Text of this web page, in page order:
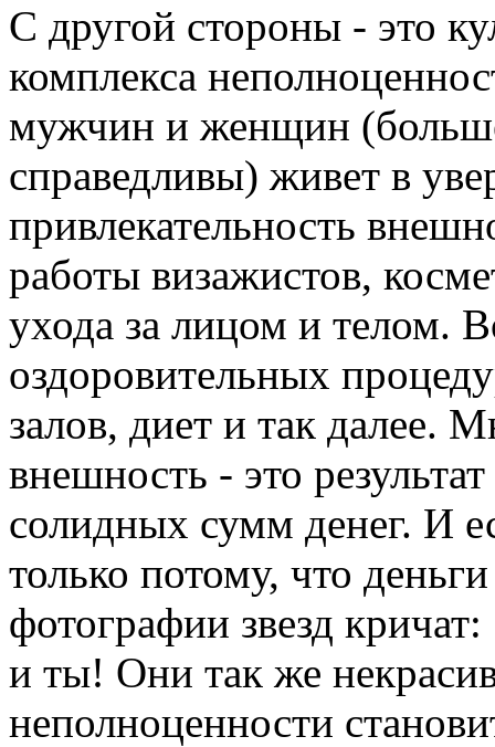
С другой стороны - это
комплекса
мужчин и женщин
справедливы) живет в
привлекательность
работы визажистов,
ухода за лицом и телом.
оздоровительных
залов, диет и так далее.
внешность - это
солидных сумм денег. И
только потому, что
фотографии звезд
и ты! Они так же
неполноценности